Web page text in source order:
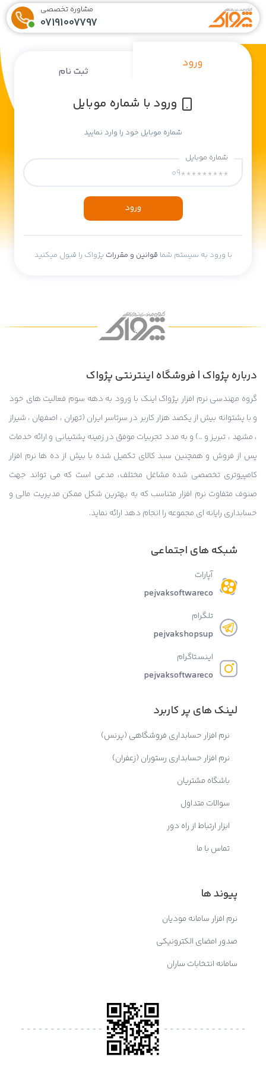
مشاوره تخصصی
07191007797
ورود
ثبت نام
ورود با شماره موبایل
شماره موبایل خود را وارد نمایید
شماره موبایل
ورود
با ورود به سیستم شما قوانین و مقررات پژواک را قبول میکنید
درباره پژواک | فروشگاه اینترنتی پژواک
گروه مهندسی نرم افزار پژواک اینک با ورود به دهه سوم فعالیت های خود
و با پشتوانه بیش از یکصد هزار کاربر در سرتاسر ایران (تهران ، اصفهان ، شیراز
، مشهد ، تبریز و …) و به مدد تجربیات موفق در زمینه پشتیبانی و ارائه خدمات
پس از فروش و همچنین سبد کالای تکمیل شده با بیش از ده ها نرم افزار
کامپیوتری تخصصی شده مشاغل مختلف، مدعی است که می تواند جهت
صنوف متفاوت نرم افزار متناسب که به بهترین شکل ممکن مدیریت مالی و
حسابداری رایانه ای مجموعه را انجام دهد ارائه نماید.
شبکه های اجتماعی
آپارات
pejvaksoftwareco
تلگرام
pejvakshopsup
اینستاگرام
pejvaksoftwareco
لینک های پر کاربرد
نرم افزار حسابداری فروشگاهی (پرنس)
نرم افزار حسابداری رستوران (زعفران)
باشگاه مشتریان
سوالات متداول
ابزار ارتباط از راه دور
تماس با ما
پیوند ها
نرم افزار سامانه مودیان
صدور امضای الکترونیکی
سامانه انتخابات ساران